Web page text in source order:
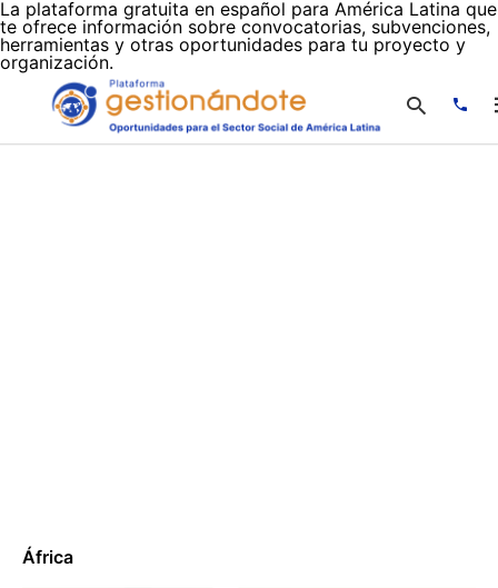
La plataforma gratuita en español para América Latina que
te ofrece información sobre convocatorias, subvenciones,
herramientas y otras oportunidades para tu proyecto y
organización.
África